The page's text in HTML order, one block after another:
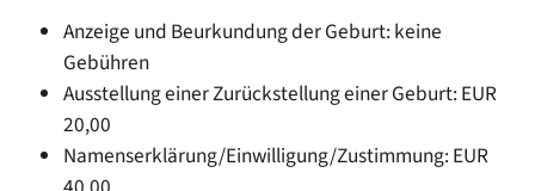
Anzeige und Beurkundung der Geburt: keine
Gebühren
Ausstellung einer Zurückstellung einer Geburt: EUR
20,00
Namenserklärung/Einwilligung/Zustimmung: EUR